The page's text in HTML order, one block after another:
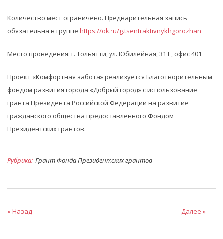
Количество мест ограничено. Предварительная запись
обязательна в группе https://ok.ru/g.tsentraktivnykhgorozhan
Место проведения: г. Тольятти, ул. Юбилейная, 31 Е, офис 401
Проект «Комфортная забота» реализуется Благотворительным
фондом развития города «Добрый город» с использование
гранта Президента Российской Федерации на развитие
гражданского общества предоставленного Фондом
Президентских грантов.
Рубрика: Грант Фонда Президентских грантов
« Назад Далее »